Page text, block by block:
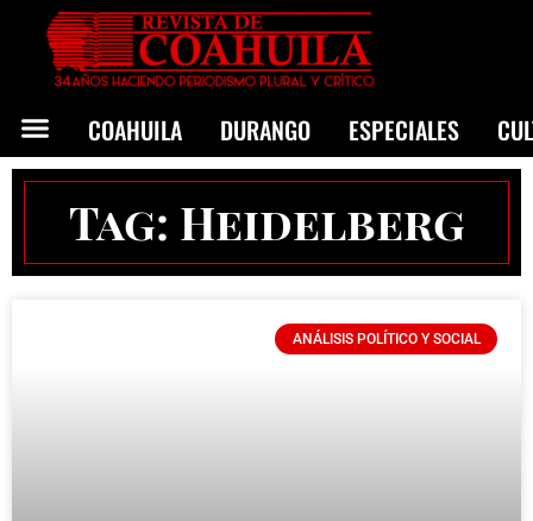
COAHUILA DURANGO ESPECIALES
Tag: Heidelberg
ANÁLISIS POLÍTICO Y SOCIAL